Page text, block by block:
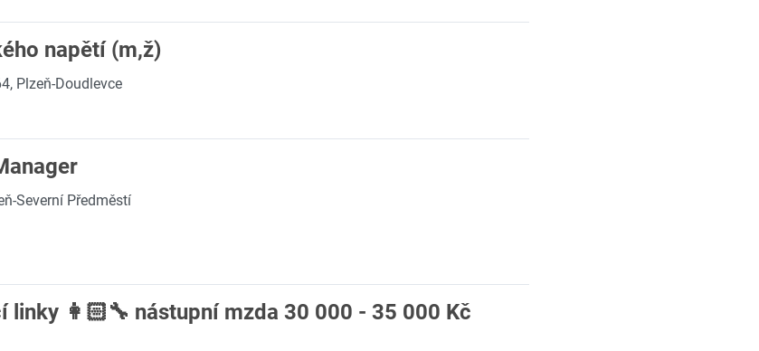
napětí (m,ž)
Plzeň-Doudlevce
Severní Předměstí
linky 👩🏻‍🔧 nástupní mzda 30 000 - 35 000 Kč